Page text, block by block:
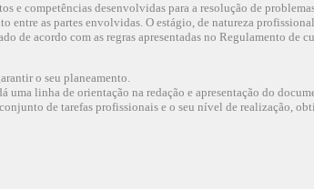
e competências desenvolvidas para a resolução de
entre as partes envolvidas. O estágio, de natureza
de acordo com as regras apresentadas no Regulamento de
o seu planeamento.
linha de orientação na redação e apresentação do
de tarefas profissionais e o seu nível de realização,